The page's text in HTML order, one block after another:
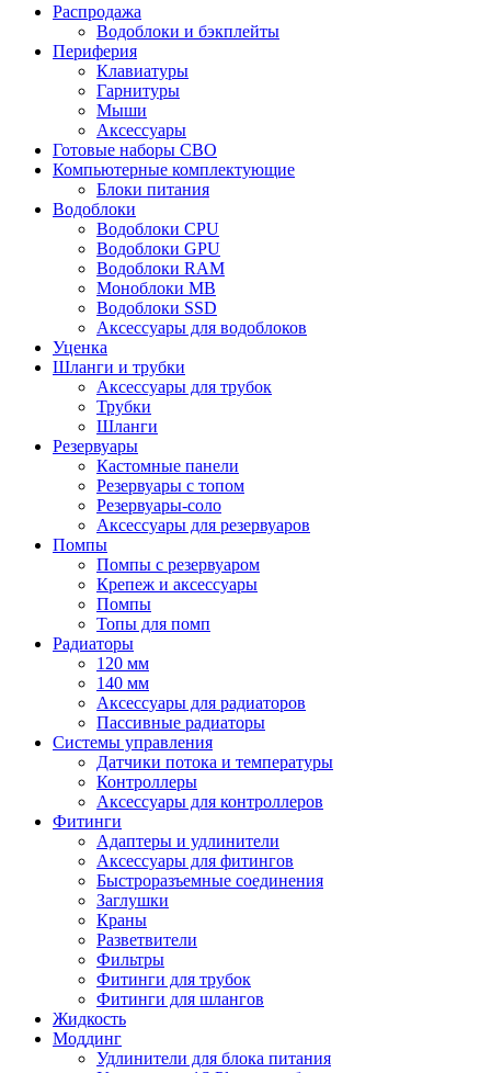
Распродажа
Водоблоки и бэкплейты
Периферия
Клавиатуры
Гарнитуры
Мыши
Аксессуары
Готовые наборы СВО
Компьютерные комплектующие
Блоки питания
Водоблоки
Водоблоки CPU
Водоблоки GPU
Водоблоки RAM
Моноблоки MB
Водоблоки SSD
Аксессуары для водоблоков
Уценка
Шланги и трубки
Аксессуары для трубок
Трубки
Шланги
Резервуары
Кастомные панели
Резервуары с топом
Резервуары-соло
Аксессуары для резервуаров
Помпы
Помпы с резервуаром
Крепеж и аксессуары
Помпы
Топы для помп
Радиаторы
120 мм
140 мм
Аксессуары для радиаторов
Пассивные радиаторы
Системы управления
Датчики потока и температуры
Контроллеры
Аксессуары для контроллеров
Фитинги
Адаптеры и удлинители
Аксессуары для фитингов
Быстроразъемные соединения
Заглушки
Краны
Разветвители
Фильтры
Фитинги для трубок
Фитинги для шлангов
Жидкость
Моддинг
Удлинители для блока питания